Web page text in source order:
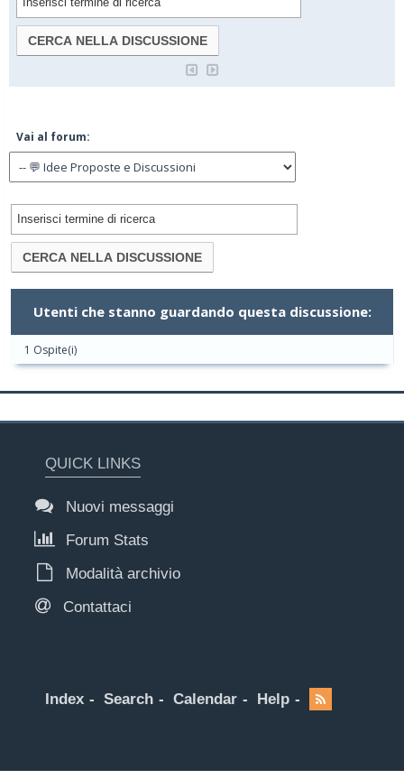
Vai al forum:
Utenti che stanno guardando questa discussione:
1 Ospite(i)
QUICK LINKS
Nuovi messaggi
Forum Stats
Modalità archivio
Contattaci
Index Search Calendar Help